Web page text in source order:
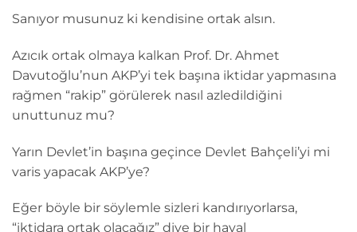
Sanıyor musunuz ki kendisine ortak alsın.
Azıcık ortak olmaya kalkan Prof. Dr. Ahmet
Davutoğlu’nun AKP’yi tek başına iktidar yapmasına
rağmen “rakip” görülerek nasıl azledildiğini
unuttunuz mu?
Yarın Devlet’in başına geçince Devlet Bahçeli’yi mi
varis yapacak AKP’ye?
Eğer böyle bir söylemle sizleri kandırıyorlarsa,
“iktidara ortak olacağız” diye bir hayal